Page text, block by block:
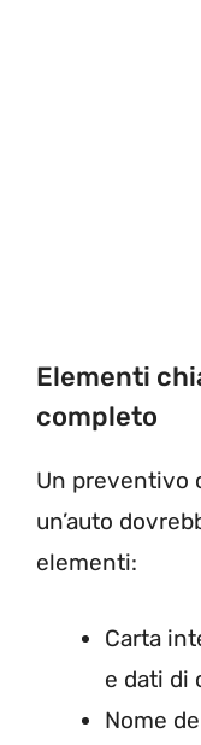
Elementi
completo
Un preventivo
un’auto
elementi:
Carta
e dati di
Nome